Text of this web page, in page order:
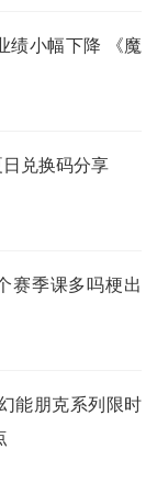
绩小幅下降 《魔
日兑换码分享
赛季课多吗梗出
能朋克系列限时